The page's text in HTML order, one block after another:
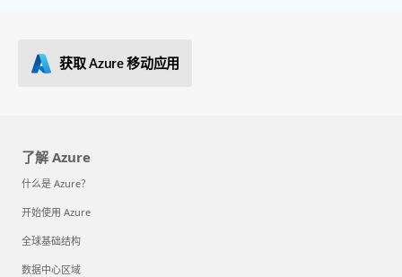
获取 Azure 移动应用
了解 Azure
什么是 Azure？
开始使用 Azure
全球基础结构
数据中心区域